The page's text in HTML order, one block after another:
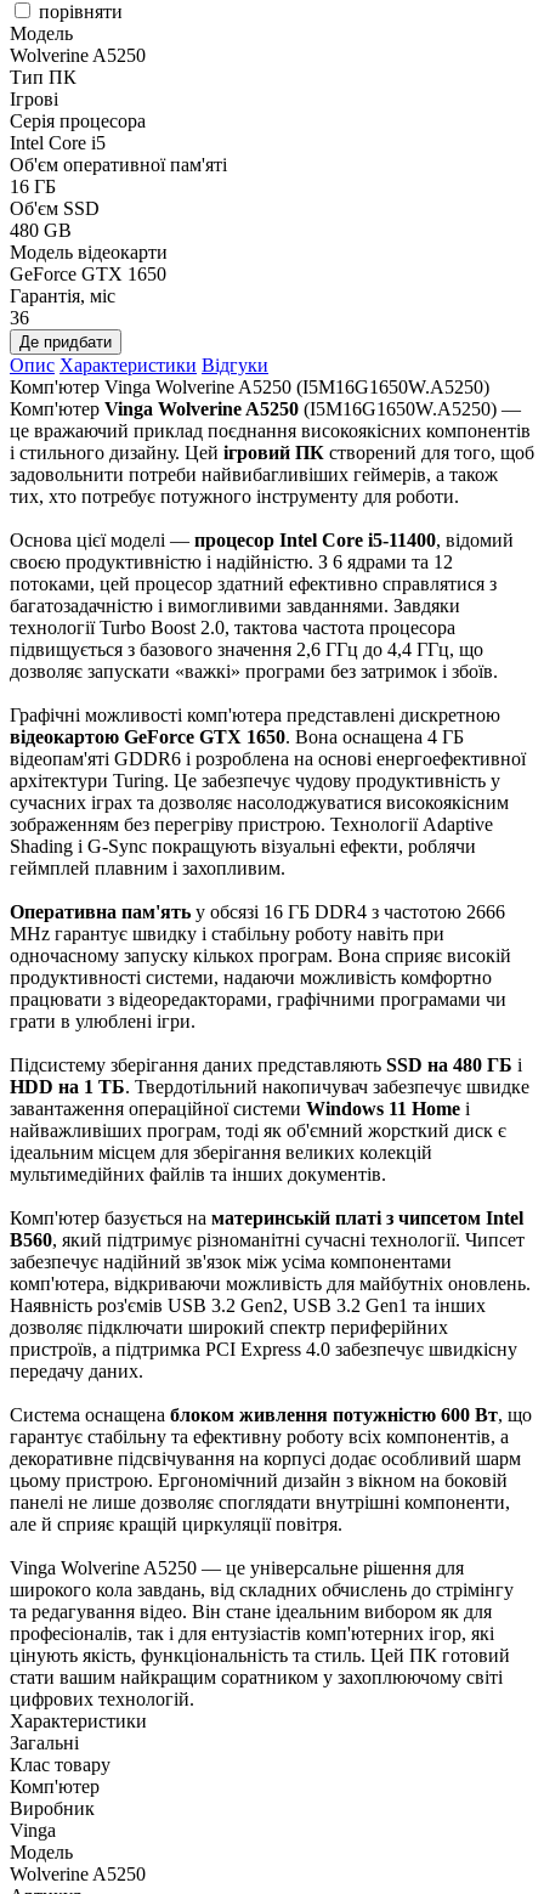
порівняти
Модель
Wolverine A5250
Тип ПК
Ігрові
Серія процесора
Intel Core i5
Об'єм оперативної пам'яті
16 ГБ
Об'єм SSD
480 GB
Модель відеокарти
GeForce GTX 1650
Гарантія, міс
36
Де придбати
Опис Характеристики Відгуки
Комп'ютер Vinga Wolverine A5250 (I5M16G1650W.A5250)
Комп'ютер Vinga Wolverine A5250 (I5M16G1650W.A5250) —
це вражаючий приклад поєднання високоякісних компонентів
і стильного дизайну. Цей ігровий ПК створений для того, щоб
задовольнити потреби найвибагливіших геймерів, а також
тих, хто потребує потужного інструменту для роботи.
Основа цієї моделі — процесор Intel Core i5-11400, відомий
своєю продуктивністю і надійністю. З 6 ядрами та 12
потоками, цей процесор здатний ефективно справлятися з
багатозадачністю і вимогливими завданнями. Завдяки
технології Turbo Boost 2.0, тактова частота процесора
підвищується з базового значення 2,6 ГГц до 4,4 ГГц, що
дозволяє запускати «важкі» програми без затримок і збоїв.
Графічні можливості комп'ютера представлені дискретною
відеокартою GeForce GTX 1650. Вона оснащена 4 ГБ
відеопам'яті GDDR6 і розроблена на основі енергоефективної
архітектури Turing. Це забезпечує чудову продуктивність у
сучасних іграх та дозволяє насолоджуватися високоякісним
зображенням без перегріву пристрою. Технології Adaptive
Shading і G-Sync покращують візуальні ефекти, роблячи
геймплей плавним і захопливим.
Оперативна пам'ять у обсязі 16 ГБ DDR4 з частотою 2666
MHz гарантує швидку і стабільну роботу навіть при
одночасному запуску кількох програм. Вона сприяє високій
продуктивності системи, надаючи можливість комфортно
працювати з відеоредакторами, графічними програмами чи
грати в улюблені ігри.
Підсистему зберігання даних представляють SSD на 480 ГБ і
HDD на 1 ТБ. Твердотільний накопичувач забезпечує швидке
завантаження операційної системи Windows 11 Home і
найважливіших програм, тоді як об'ємний жорсткий диск є
ідеальним місцем для зберігання великих колекцій
мультимедійних файлів та інших документів.
Комп'ютер базується на материнській платі з чипсетом Intel
B560, який підтримує різноманітні сучасні технології. Чипсет
забезпечує надійний зв'язок між усіма компонентами
комп'ютера, відкриваючи можливість для майбутніх оновлень.
Наявність роз'ємів USB 3.2 Gen2, USB 3.2 Gen1 та інших
дозволяє підключати широкий спектр периферійних
пристроїв, а підтримка PCI Express 4.0 забезпечує швидкісну
передачу даних.
Система оснащена блоком живлення потужністю 600 Вт, що
гарантує стабільну та ефективну роботу всіх компонентів, а
декоративне підсвічування на корпусі додає особливий шарм
цьому пристрою. Ергономічний дизайн з вікном на боковій
панелі не лише дозволяє споглядати внутрішні компоненти,
але й сприяє кращій циркуляції повітря.
Vinga Wolverine A5250 — це універсальне рішення для
широкого кола завдань, від складних обчислень до стрімінгу
та редагування відео. Він стане ідеальним вибором як для
професіоналів, так і для ентузіастів комп'ютерних ігор, які
цінують якість, функціональність та стиль. Цей ПК готовий
стати вашим найкращим соратником у захоплюючому світі
цифрових технологій.
Характеристики
Загальні
Клас товару
Комп'ютер
Виробник
Vinga
Модель
Wolverine A5250